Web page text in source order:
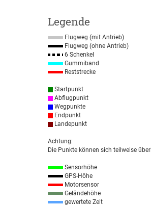
Legende
Flugweg (mit Antrieb)
Flugweg (ohne Antrieb)
6 Schenkel
Gummiband
Reststrecke
Startpunkt
Abflugpunkt
Wegpunkte
Endpunkt
Landepunkt
Achtung:
Die Punkte können sich teilweise
Sensorhöhe
GPS-Höhe
Motorsensor
Geländehöhe
gewertete Zeit